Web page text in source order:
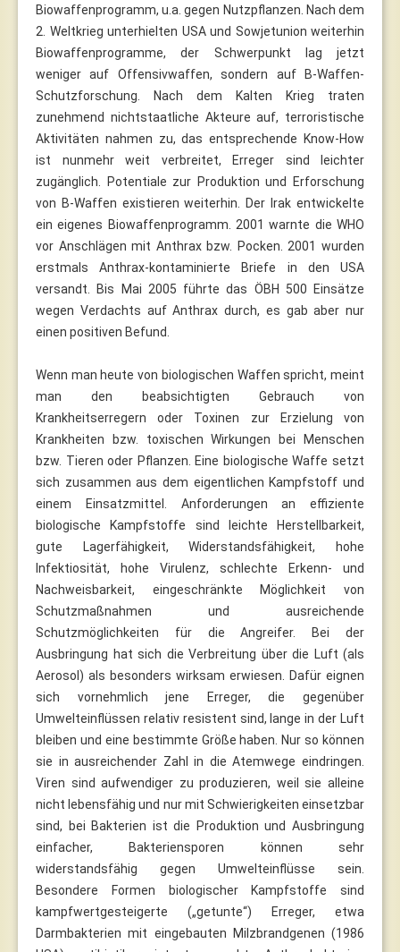
Biowaffenprogramm, u.a. gegen Nutzpflanzen. Nach dem
2. Weltkrieg unterhielten USA und Sowjetunion weiterhin
Biowaffenprogramme, der Schwerpunkt lag jetzt
weniger auf Offensivwaffen, sondern auf B-Waffen-
Schutzforschung. Nach dem Kalten Krieg traten
zunehmend nichtstaatliche Akteure auf, terroristische
Aktivitäten nahmen zu, das entsprechende Know-How
ist nunmehr weit verbreitet, Erreger sind leichter
zugänglich. Potentiale zur Produktion und Erforschung
von B-Waffen existieren weiterhin. Der Irak entwickelte
ein eigenes Biowaffenprogramm. 2001 warnte die WHO
vor Anschlägen mit Anthrax bzw. Pocken. 2001 wurden
erstmals Anthrax-kontaminierte Briefe in den USA
versandt. Bis Mai 2005 führte das ÖBH 500 Einsätze
wegen Verdachts auf Anthrax durch, es gab aber nur
einen positiven Befund.
Wenn man heute von biologischen Waffen spricht, meint
man den beabsichtigten Gebrauch von
Krankheitserregern oder Toxinen zur Erzielung von
Krankheiten bzw. toxischen Wirkungen bei Menschen
bzw. Tieren oder Pflanzen. Eine biologische Waffe setzt
sich zusammen aus dem eigentlichen Kampfstoff und
einem Einsatzmittel. Anforderungen an effiziente
biologische Kampfstoffe sind leichte Herstellbarkeit,
gute Lagerfähigkeit, Widerstandsfähigkeit, hohe
Infektiosität, hohe Virulenz, schlechte Erkenn- und
Nachweisbarkeit, eingeschränkte Möglichkeit von
Schutzmaßnahmen und ausreichende
Schutzmöglichkeiten für die Angreifer. Bei der
Ausbringung hat sich die Verbreitung über die Luft (als
Aerosol) als besonders wirksam erwiesen. Dafür eignen
sich vornehmlich jene Erreger, die gegenüber
Umwelteinflüssen relativ resistent sind, lange in der Luft
bleiben und eine bestimmte Größe haben. Nur so können
sie in ausreichender Zahl in die Atemwege eindringen.
Viren sind aufwendiger zu produzieren, weil sie alleine
nicht lebensfähig und nur mit Schwierigkeiten einsetzbar
sind, bei Bakterien ist die Produktion und Ausbringung
einfacher, Bakteriensporen können sehr
widerstandsfähig gegen Umwelteinflüsse sein.
Besondere Formen biologischer Kampfstoffe sind
kampfwertgesteigerte („getunte“) Erreger, etwa
Darmbakterien mit eingebauten Milzbrandgenen (1986